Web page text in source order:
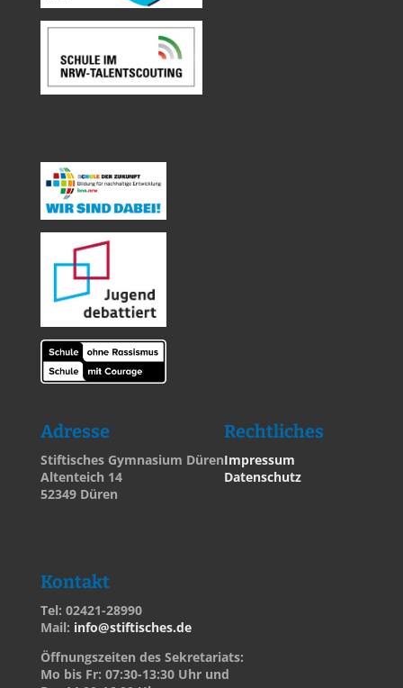
Adresse
Stiftisches Gymnasium Düren
Altenteich 14
52349 Düren
Rechtliches
Impressum
Datenschutz
Kontakt
Tel: 02421-28990
Mail: info@stiftisches.de
Öffnungszeiten des Sekretariats:
Mo bis Fr: 07:30-13:30 Uhr und